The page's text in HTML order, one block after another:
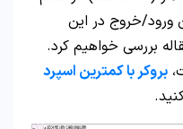
ورود/خروج در این
بررسی خواهیم کرد.
بروکر با کمترین اسپرد